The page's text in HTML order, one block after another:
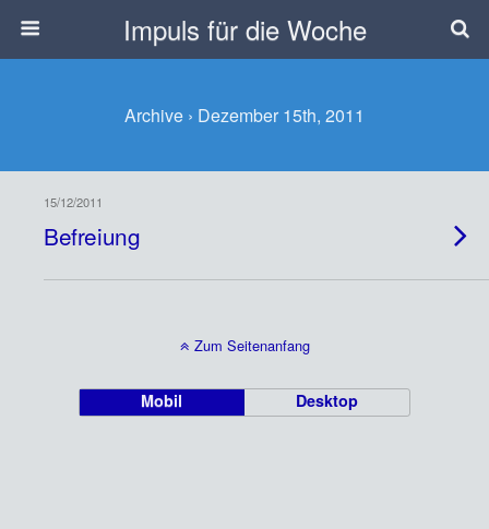
Impuls für die Woche
Archive › Dezember 15th, 2011
15/12/2011
Befreiung
Zum Seitenanfang
Mobil Desktop